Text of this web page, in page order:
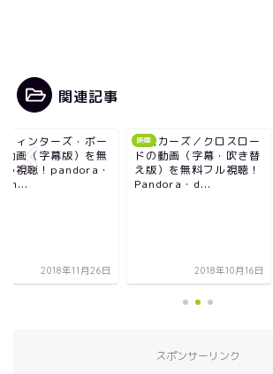
関連記事
ボー
を無
・
映画
映画カーズ／クロスロー
ドの動画（字幕・吹き替
え版）を無料フル視聴！
Pandora・d...
映画
映画ピー
動画（字
版）を無
料ホーム
スポンサーリンク